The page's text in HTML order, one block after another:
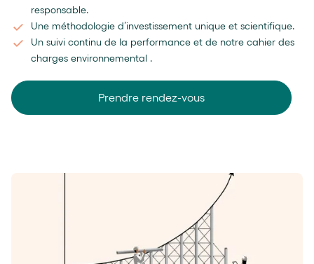
responsable.
Une méthodologie d’investissement unique et scientifique.
Un suivi continu de la performance et de notre cahier des
charges environnemental .
Prendre rendez-vous